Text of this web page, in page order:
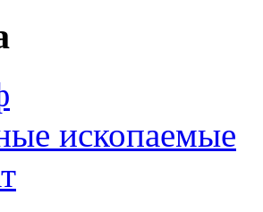
ископаемые